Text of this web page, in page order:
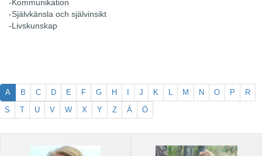
-Kommunikation
-Självkänsla och självinsikt
-Livskunskap
A B C D E F G H J K L M N O P
R
S
T U V W X Y Z Ä Ö